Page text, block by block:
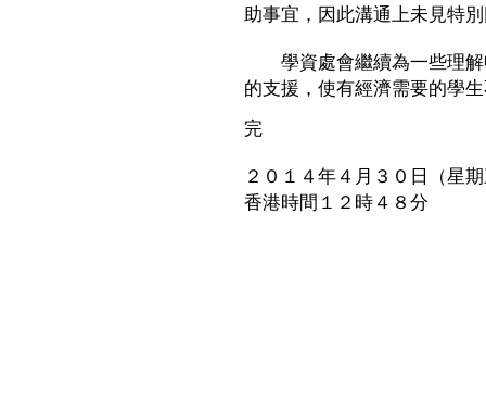
助事宜，因此溝通上未見特
學資處會繼續為一些理解
的支援，使有經濟需要的學
完
２０１４年４月３０日（星
香港時間１２時４８分